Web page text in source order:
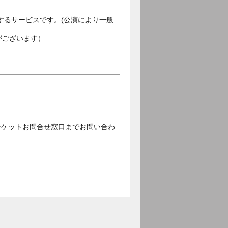
るサービスです。(公演により一般
ざいます）
ットお問合せ窓口までお問い合わ